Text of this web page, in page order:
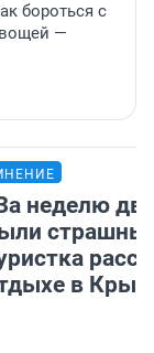
бороться с
—
неделю
в